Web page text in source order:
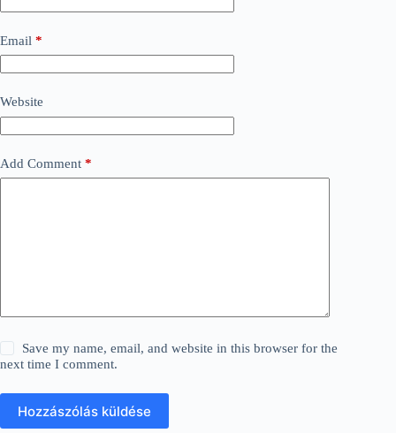
Email *
Website
Add Comment *
Save my name, email, and website in this browser for the
next time I comment.
Hozzászólás küldése